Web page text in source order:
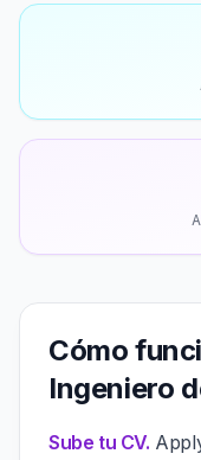
Cómo
Ingeniero
Sube tu CV.